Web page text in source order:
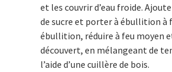
et les couvrir d’eau froide.
de sucre et porter à ébullition à
ébullition, réduire à feu moyen
découvert, en mélangeant de
l’aide d’une cuillère de bois.